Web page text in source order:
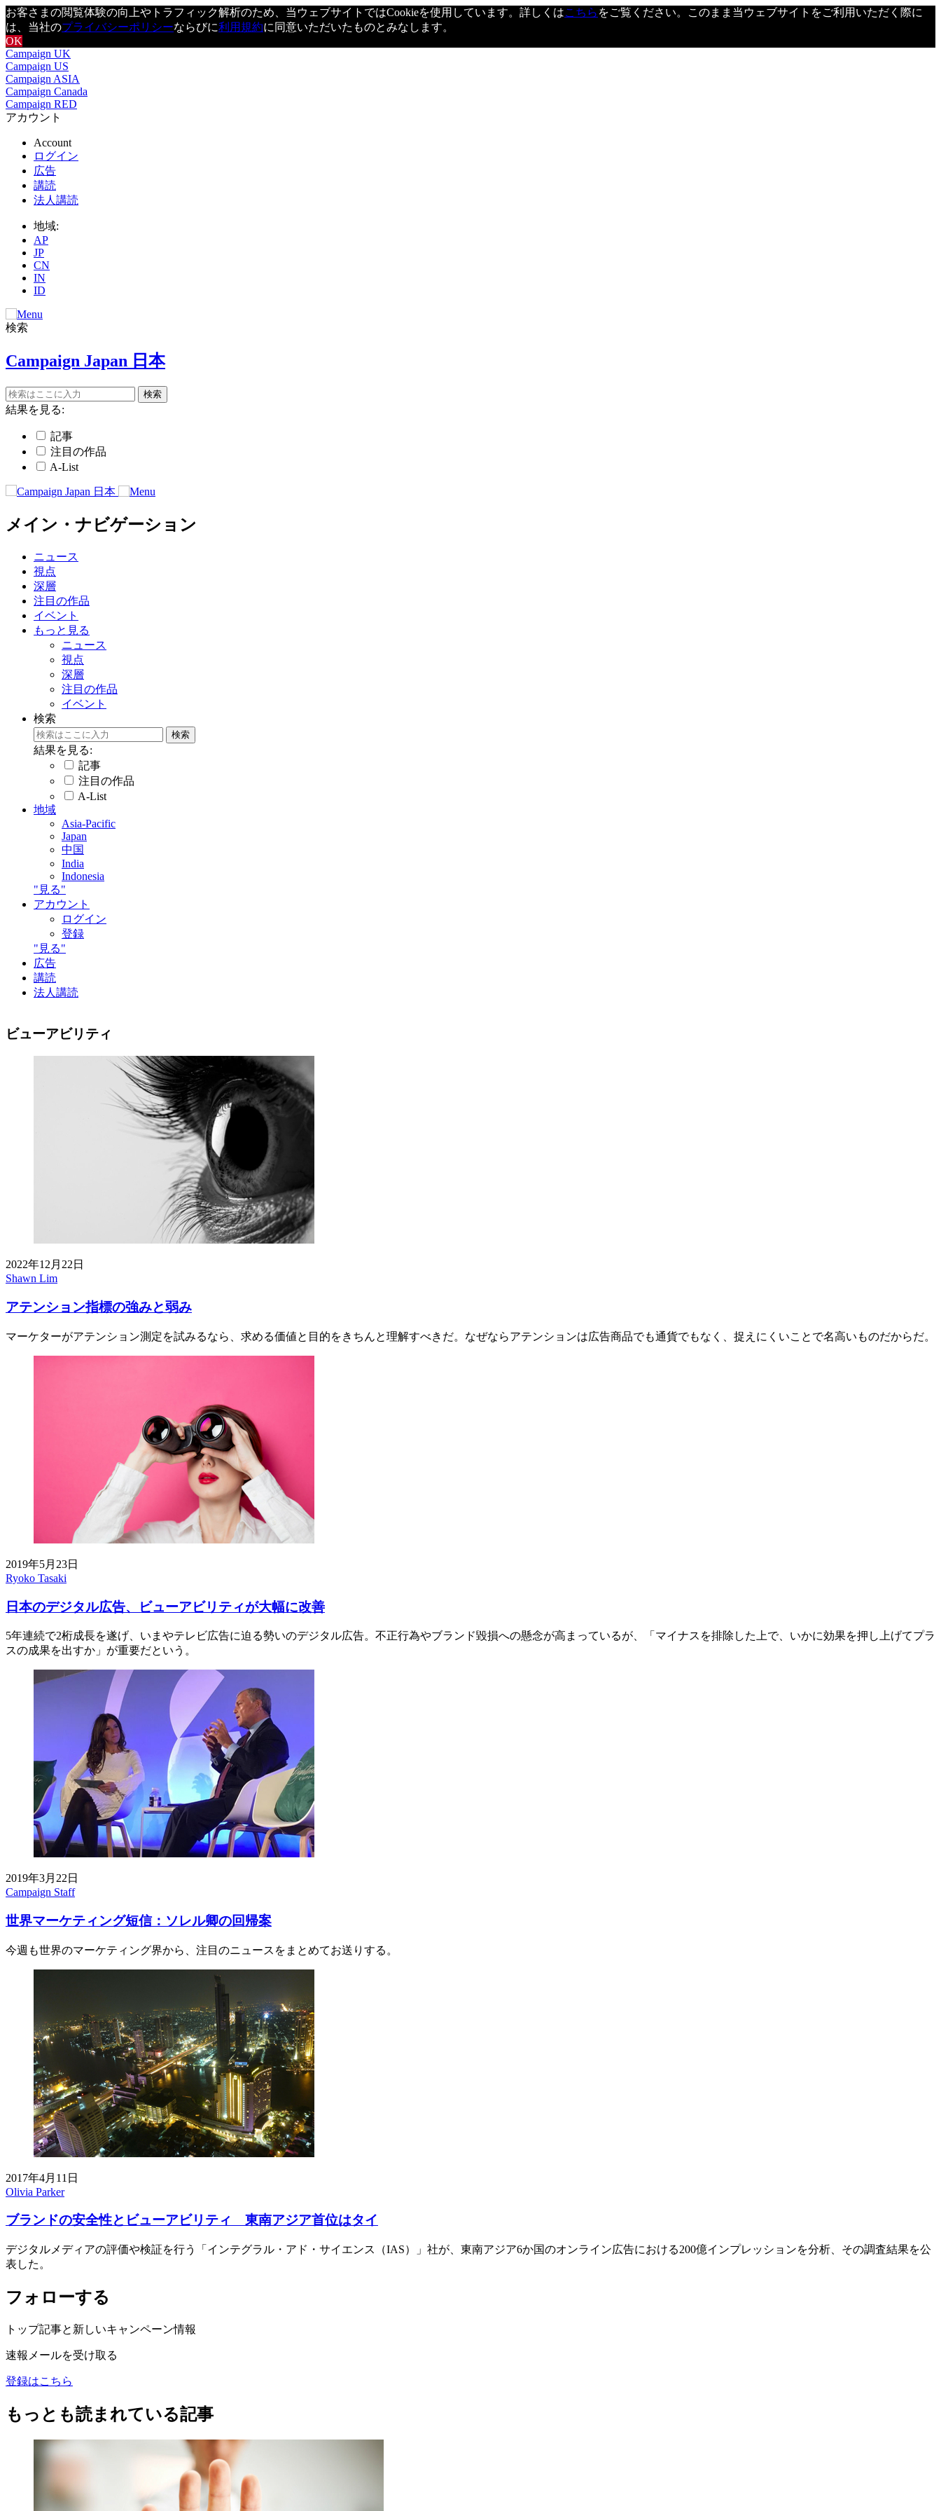
お客さまの閲覧体験の向上やトラフィック解析のため、当ウェブサイトではCookieを使用しています。詳しくはこちら をご覧ください。このまま当ウェブサイトをご利用いただく際に
は、当社のプライバシーポリシーならびに利用規約に同意いただいたものとみなします。
OK
Campaign UK
Campaign US
Campaign ASIA
Campaign Canada
Campaign RED
アカウント
Account
ログイン
広告
講読
法人講読
地域:
AP
JP
CN
IN
ID
検索
Campaign Japan 日本
結果を見る:
記事
注目の作品
A-List
メイン・ナビゲーション
ニュース
視点
深層
注目の作品
イベント
もっと見る
ニュース
視点
深層
注目の作品
イベント
検索
結果を見る:
記事
注目の作品
A-List
地域
Asia-Pacific
Japan
中国
India
Indonesia
"見る"
アカウント
ログイン
登録
"見る"
広告
講読
法人講読
ビューアビリティ
2022年12月22日
Shawn Lim
アテンション指標の強みと弱み
マーケターがアテンション測定を試みるなら、求める価値と目的をきちんと理解すべきだ。なぜならアテンションは広告商品でも通貨でもなく、捉えにくいことで名高いものだからだ。
2019年5月23日
Ryoko Tasaki
日本のデジタル広告、ビューアビリティが大幅に改善
5年連続で2桁成長を遂げ、いまやテレビ広告に迫る勢いのデジタル広告。不正行為やブランド毀損への懸念が高まっているが、「マイナスを排除した上で、いかに効果を押し上げてプラ
スの成果を出すか」が重要だという。
2019年3月22日
Campaign Staff
世界マーケティング短信：ソレル卿の回帰案
今週も世界のマーケティング界から、注目のニュースをまとめてお送りする。
2017年4月11日
Olivia Parker
ブランドの安全性とビューアビリティ 東南アジア首位はタイ
デジタルメディアの評価や検証を行う「インテグラル・アド・サイエンス（IAS）」社が、東南アジア6か国のオンライン広告における200億インプレッションを分析、その調査結果を公
表した。
フォローする
トップ記事と新しいキャンペーン情報
速報メールを受け取る
登録はこちら
もっとも読まれている記事